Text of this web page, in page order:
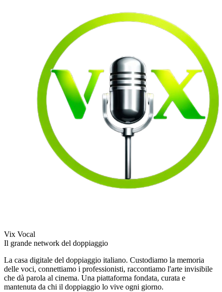
Vix Vocal
Il grande network del doppiaggio
La casa digitale del doppiaggio italiano. Custodiamo la memoria
delle voci, connettiamo i professionisti, raccontiamo l'arte invisibile
che dà parola al cinema. Una piattaforma fondata, curata e
mantenuta da chi il doppiaggio lo vive ogni giorno.